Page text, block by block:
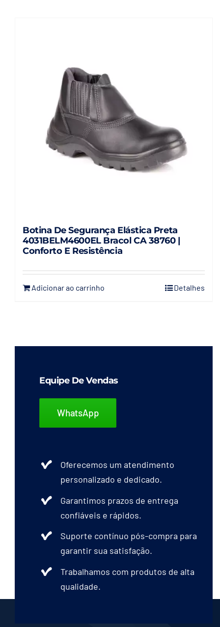
Botina De Segurança Elástica Preta
4031BELM4600EL Bracol CA 38760 |
Conforto E Resistência
Adicionar ao carrinho Detalhes
Equipe De Vendas
WhatsApp
Oferecemos um atendimento
personalizado e dedicado.
Garantimos prazos de entrega
confiáveis e rápidos.
Suporte contínuo pós-compra para
garantir sua satisfação.
Trabalhamos com produtos de alta
qualidade.